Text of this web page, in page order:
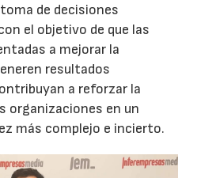
de decisiones
el objetivo de que las
a mejorar la
resultados
a reforzar la
organizaciones en un
más complejo e incierto.